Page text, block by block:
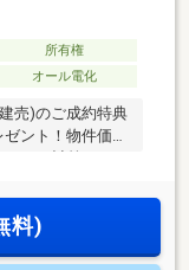
所有権
オール電化
売)のご成約特典
ント！物件価格
ステムキッチ
ンテリアに馴染
料)